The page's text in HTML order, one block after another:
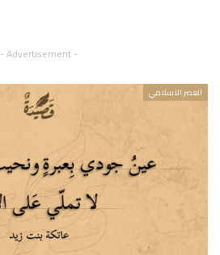
- Advertisement -
العصر الاسلامي